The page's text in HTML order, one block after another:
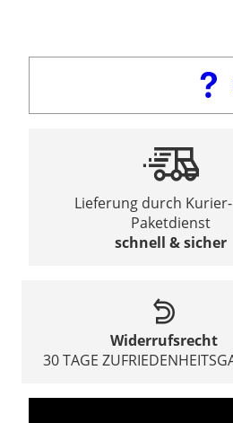
Lieferung durch
Paketdienst
schnell & sicher
Widerrufsrecht
30 TAGE